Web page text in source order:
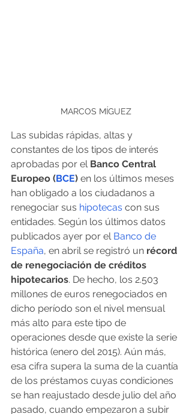
MARCOS MÍGUEZ
Las subidas rápidas, altas y
constantes de los tipos de interés
aprobadas por el Banco Central
Europeo (BCE) en los últimos meses
han obligado a los ciudadanos a
renegociar sus hipotecas con sus
entidades. Según los últimos datos
publicados ayer por el Banco de
España, en abril se registró un récord
de renegociación de créditos
hipotecarios. De hecho, los 2.503
millones de euros renegociados en
dicho período son el nivel mensual
más alto para este tipo de
operaciones desde que existe la serie
histórica (enero del 2015). Aún más,
esa cifra supera la suma de la cuantía
de los préstamos cuyas condiciones
se han reajustado desde julio del año
pasado, cuando empezaron a subir